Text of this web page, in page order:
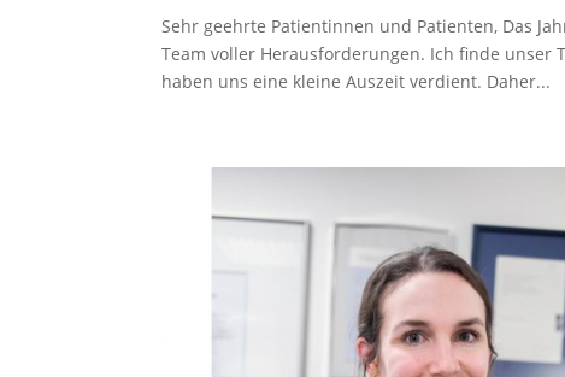
Sehr geehrte Patientinnen und Patienten, Das
Team voller Herausforderungen. Ich finde
haben uns eine kleine Auszeit verdient. Daher...